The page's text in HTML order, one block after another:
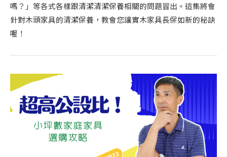
嗎？」等各式各樣跟清潔清潔保養相關的問題冒出。這集將會
針對木頭家具的清潔保養，教會您讓實木家具長保如新的秘訣
喔！